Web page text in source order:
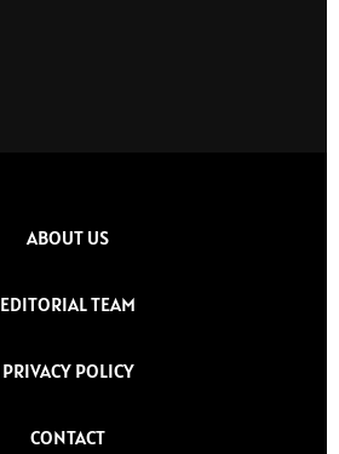
ABOUT US
EDITORIAL TEAM
PRIVACY POLICY
CONTACT